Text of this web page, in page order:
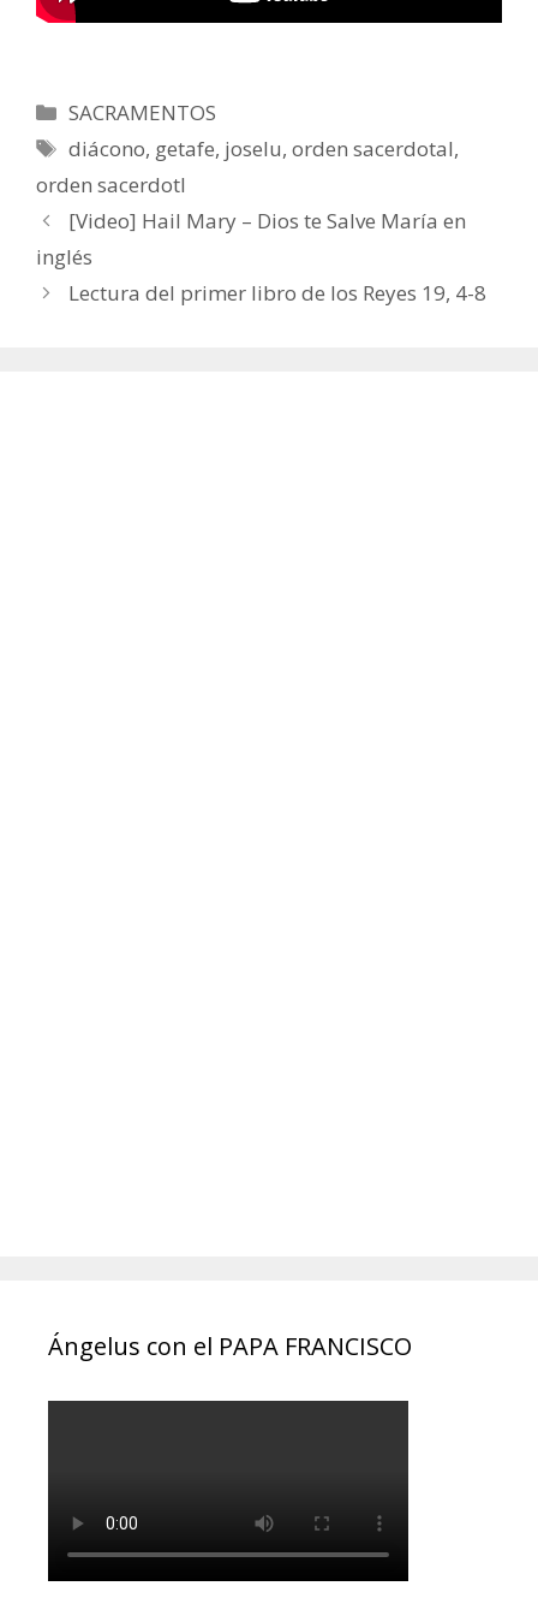
Categorías
SACRAMENTOS
Etiquetas
diácono, getafe, joselu,orden sacerdotal,
orden sacerdotl
[Video] Hail Mary – Dios te Salve María en
inglés
Lectura del primer libro de los Reyes 19, 4-8
Ángelus con el PAPA FRANCISCO